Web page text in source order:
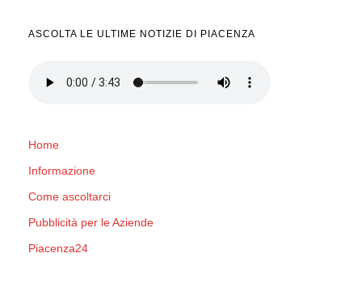
ASCOLTA LE ULTIME NOTIZIE DI PIACENZA
Home
Informazione
Come ascoltarci
Pubblicità per le Aziende
Piacenza24